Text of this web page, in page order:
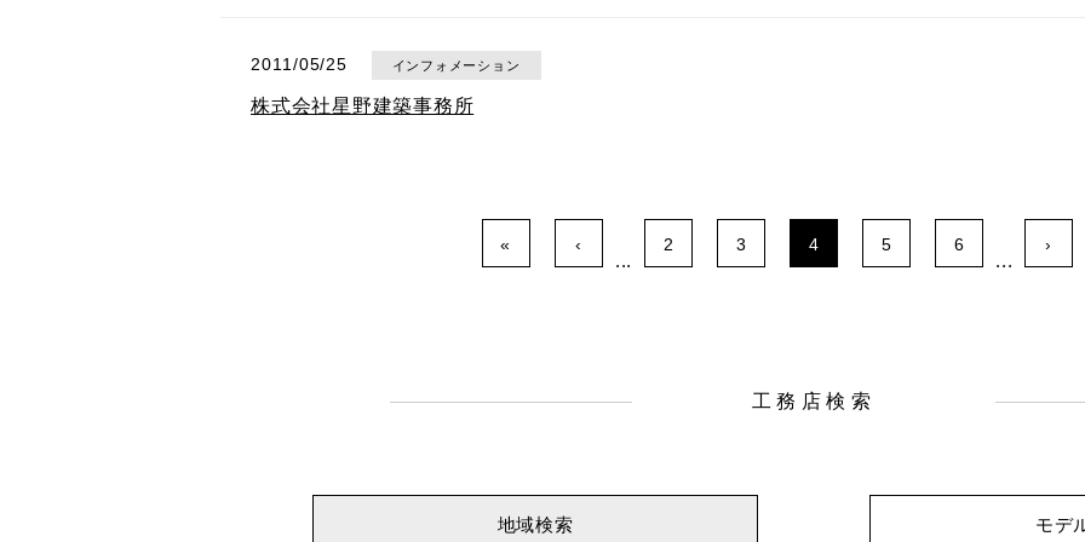
2011/05/25 インフォメーション
株式会社星野建築事務所
« ‹
...
2 3 4 5 6
...
›
工務店検索
地域検索 モデ